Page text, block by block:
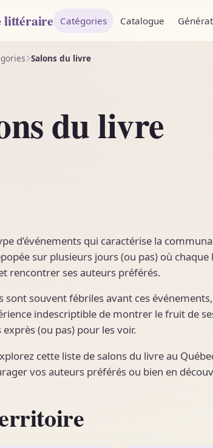
littéraire Catégories Catalogue
Salons du livre
du livre
d’événements qui caractérise la
sur plusieurs jours (ou pas) où
rencontrer ses auteurs préférés.
sont souvent fébriles avant ces
indescriptible de montrer le fruit de
exprès (ou pas) pour les voir.
cette liste de salons du livre au
vos auteurs préférés ou bien en